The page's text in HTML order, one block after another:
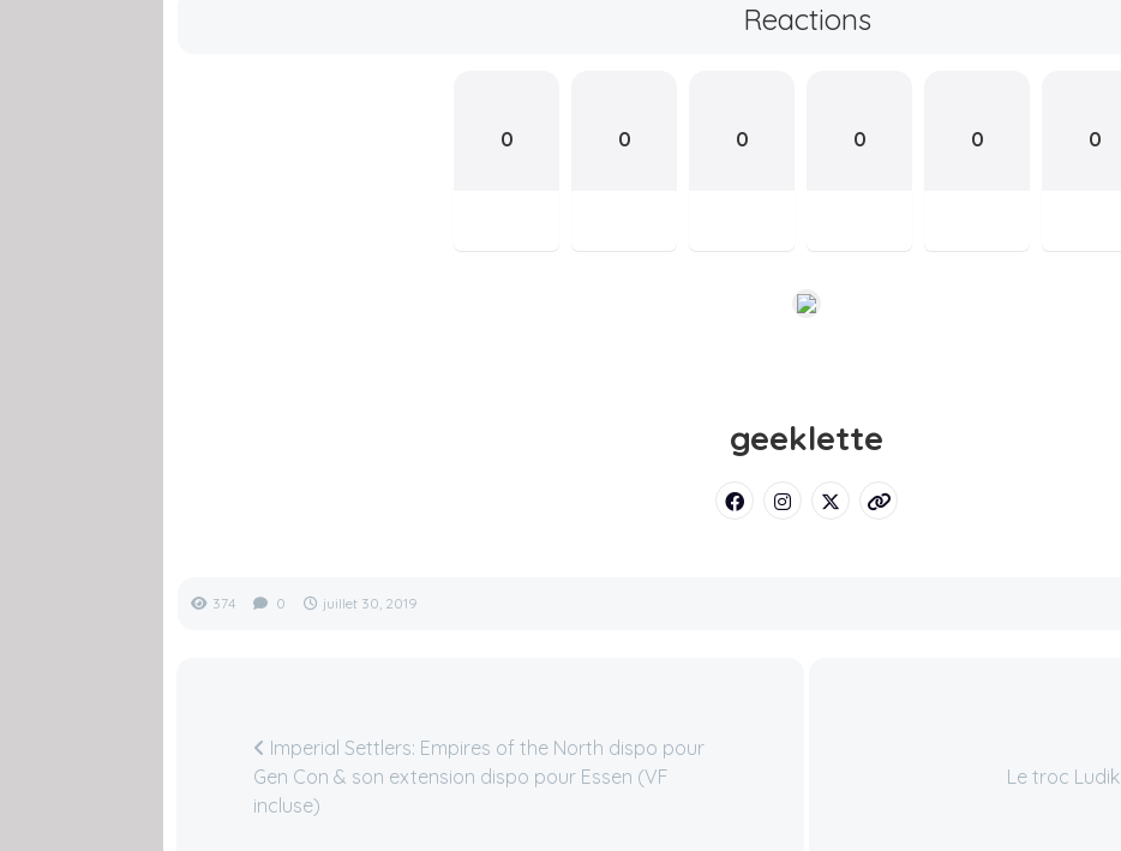
Reactions
0 0 0 0 0 0
geeklette
374 0 juillet 30, 2019
Imperial Settlers: Empires of the North dispo pour
Gen Con & son extension dispo pour Essen (VF
incluse)
Le troc